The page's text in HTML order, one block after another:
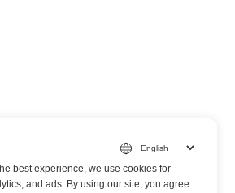
best experience, we use cookies for
and ads. By using our site, you agree